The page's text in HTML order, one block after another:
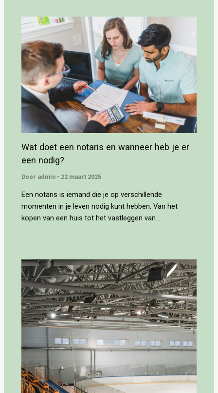
Wat doet een notaris en wanneer heb je er
een nodig?
Door admin • 22 maart 2025
Een notaris is iemand die je op verschillende
momenten in je leven nodig kunt hebben. Van het
kopen van een huis tot het vastleggen van…